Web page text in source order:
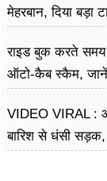
मेहरबान, दिया
राइड बुक करते समय
ऑटो-कैब स्कैम, जानें
VIDEO VIRAL :
बारिश से धंसी